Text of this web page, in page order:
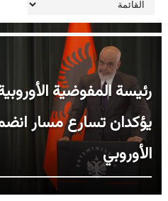
رئيسة المفوضية
يؤكدان تسارع مسار
الأوروبي